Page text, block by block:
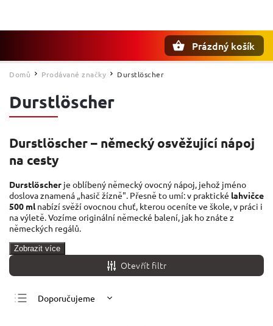
Prázdný košík
Domů / Prodávané značky / Durstlöscher
Durstlöscher
Durstlöscher – německý osvěžující nápoj
na cesty
Durstlöscher je oblíbený německý ovocný nápoj, jehož jméno
doslova znamená „hasič žízně". Přesně to umí: v praktické lahvičce
500 mlnabízí svěží ovocnou chuť, kterou oceníte ve škole, v práci i
na výletě. Vozíme originální německé balení, jak ho znáte z
německých regálů.
Zobrazit více
Otevřít filtr
Doporučujeme